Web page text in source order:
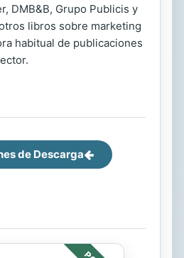
DMB&B, Grupo Publicis y
libros sobre marketing
habitual de publicaciones
de Descarga